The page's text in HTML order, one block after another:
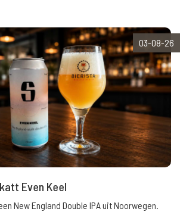
03-08-26
Even Keel
New England Double IPA uit Noorwegen.